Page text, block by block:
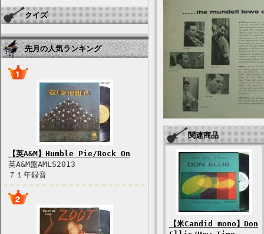
クイズ
先月の人気ランキング
【英A&M】Humble Pie/Rock On
英A&M盤AMLS2013
７１年録音
関連商品
【米Candid mono】Don